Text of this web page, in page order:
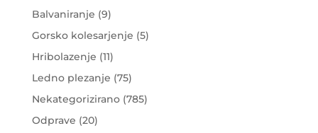
Balvaniranje (9)
Gorsko kolesarjenje (5)
Hribolazenje (11)
Ledno plezanje (75)
Nekategorizirano(785)
Odprave (20)